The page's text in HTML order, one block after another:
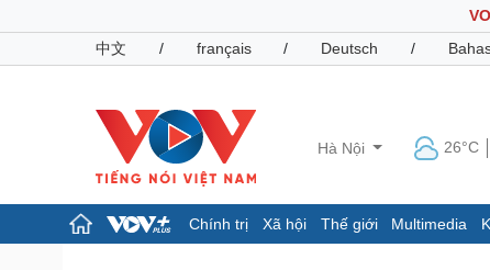
中文
/ français / Deutsch /
Hà Nội 26°C
Chính trị Xã hội Thế giới Multimedia